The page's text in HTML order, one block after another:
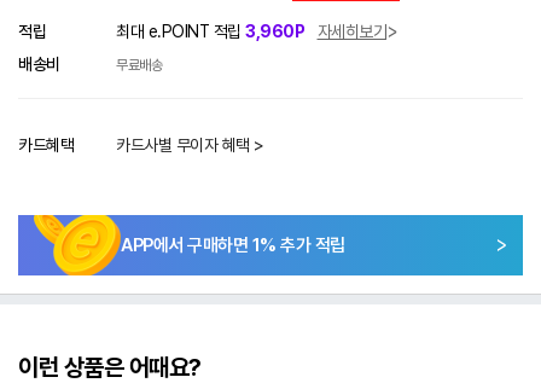
적립 최대 e.POINT 적립 3,960P
자세히보기
배송비
무료배송
카드혜택 카드사별 무이자 혜택 >
APP에서 구매하면 1% 추가 적립
이런 상품은 어때요?